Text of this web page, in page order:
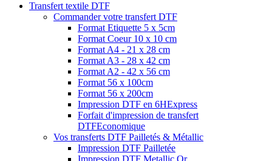
Transfert textile DTF
Commander votre transfert DTF
Format Etiquette 5 x 5cm
Format Coeur 10 x 10 cm
Format A4 - 21 x 28 cm
Format A3 - 28 x 42 cm
Format A2 - 42 x 56 cm
Format 56 x 100cm
Format 56 x 200cm
Impression DTF en 6HExpress
Forfait d'impression de transfert
DTFEconomique
Vos transferts DTF Pailletés & Métallic
Impression DTF Pailletée